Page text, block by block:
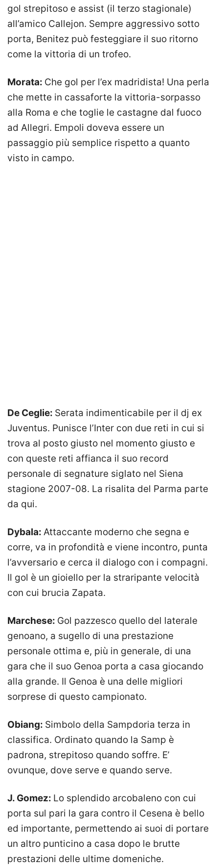
gol strepitoso e assist (il terzo stagionale)
all’amico Callejon. Sempre aggressivo sotto
porta, Benitez può festeggiare il suo ritorno
come la vittoria di un trofeo.
Morata: Che gol per l’ex madridista! Una perla
che mette in cassaforte la vittoria-sorpasso
alla Roma e che toglie le castagne dal fuoco
ad Allegri. Empoli doveva essere un
passaggio più semplice rispetto a quanto
visto in campo.
De Ceglie: Serata indimenticabile per il dj ex
Juventus. Punisce l’Inter con due reti in cui si
trova al posto giusto nel momento giusto e
con queste reti affianca il suo record
personale di segnature siglato nel Siena
stagione 2007-08. La risalita del Parma parte
da qui.
Dybala: Attaccante moderno che segna e
corre, va in profondità e viene incontro, punta
l’avversario e cerca il dialogo con i compagni.
Il gol è un gioiello per la straripante velocità
con cui brucia Zapata.
Marchese: Gol pazzesco quello del laterale
genoano, a sugello di una prestazione
personale ottima e, più in generale, di una
gara che il suo Genoa porta a casa giocando
alla grande. Il Genoa è una delle migliori
sorprese di questo campionato.
Obiang: Simbolo della Sampdoria terza in
classifica. Ordinato quando la Samp è
padrona, strepitoso quando soffre. E’
ovunque, dove serve e quando serve.
J. Gomez: Lo splendido arcobaleno con cui
porta sul pari la gara contro il Cesena è bello
ed importante, permettendo ai suoi di portare
un altro punticino a casa dopo le brutte
prestazioni delle ultime domeniche.